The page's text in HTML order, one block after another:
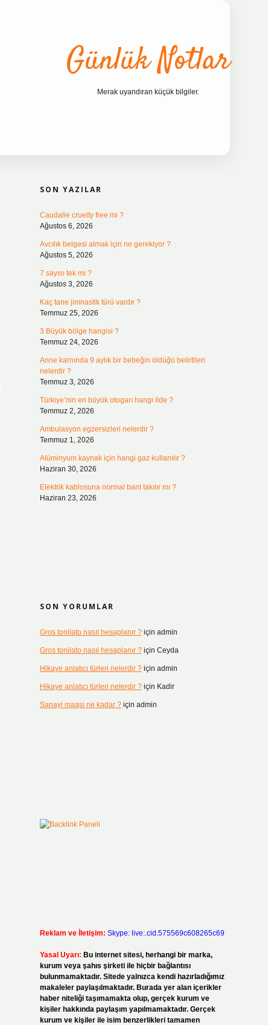
Günlük Notlar
Merak uyandıran küçük bilgiler.
SON YAZILAR
Caudalie cruelty free mi ?
Ağustos 6, 2026
Avcılık belgesi almak için ne gerekiyor ?
Ağustos 5, 2026
7 sayısı tek mi ?
Ağustos 3, 2026
Kaç tane jimnastik türü vardır ?
Temmuz 25, 2026
3 Büyük bölge hangisi ?
Temmuz 24, 2026
Anne karnında 9 aylık bir bebeğin öldüğü belirtileri
nelerdir ?
Temmuz 3, 2026
Türkiye’nin en büyük otogarı hangi ilde ?
Temmuz 2, 2026
Ambulasyon egzersizleri nelerdir ?
Temmuz 1, 2026
Alüminyum kaynak için hangi gaz kullanılır ?
Haziran 30, 2026
Elektrik kablosuna normal bant takılır mı ?
Haziran 23, 2026
SON YORUMLAR
Gros tonilato nasıl hesaplanır ?için admin
Gros tonilato nasıl hesaplanır ?için Ceyda
Hikaye anlatıcı türleri nelerdir ?için admin
Hikaye anlatıcı türleri nelerdir ?için Kadir
Sanayi maaşı ne kadar ?için admin
Reklam ve İletişim: Skype: live:.cid.575569c608265c69
Yasal Uyarı: Bu internet sitesi, herhangi bir marka,
kurum veya şahıs şirketi ile hiçbir bağlantısı
bulunmamaktadır. Sitede yalnızca kendi hazırladığımız
makaleler paylaşılmaktadır. Burada yer alan içerikler
haber niteliği taşımamakta olup, gerçek kurum ve
kişiler hakkında paylaşım yapılmamaktadır. Gerçek
kurum ve kişiler ile isim benzerlikleri tamamen